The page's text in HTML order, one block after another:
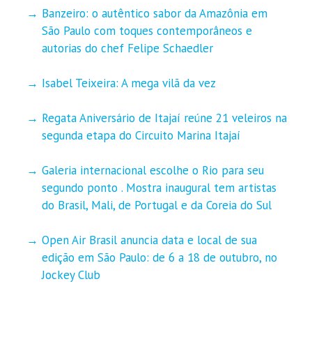
Banzeiro: o autêntico sabor da Amazônia em
São Paulo com toques contemporâneos e
autorias do chef Felipe Schaedler
Isabel Teixeira: A mega vilã da vez
Regata Aniversário de Itajaí reúne 21 veleiros na
segunda etapa do Circuito Marina Itajaí
Galeria internacional escolhe o Rio para seu
segundo ponto . Mostra inaugural tem artistas
do Brasil, Mali, de Portugal e da Coreia do Sul
Open Air Brasil anuncia data e local de sua
edição em São Paulo: de 6 a 18 de outubro, no
Jockey Club